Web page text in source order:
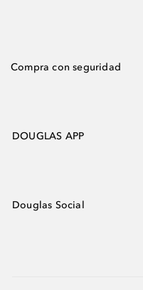
Compra con seguridad
DOUGLAS APP
Douglas Social